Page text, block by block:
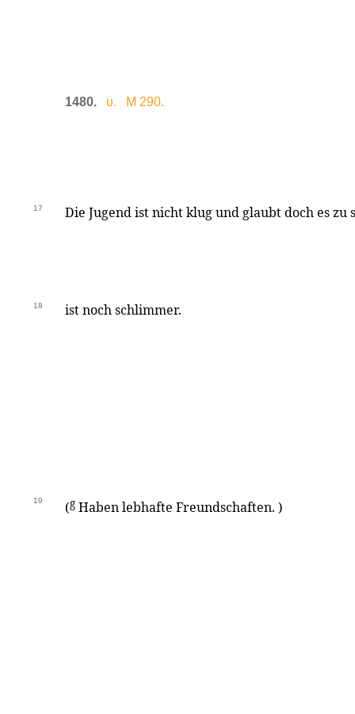
1480. υ. M 290.
17 Die Jugend ist nicht klug und glaubt doch es zu
18 ist noch schlimmer.
19 (g Haben lebhafte Freundschaften. )